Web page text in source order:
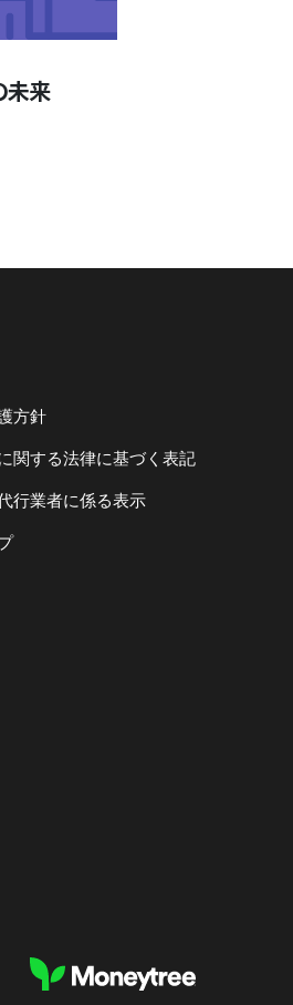
未来
方針
関する法律に基づく表記
行業者に係る表示